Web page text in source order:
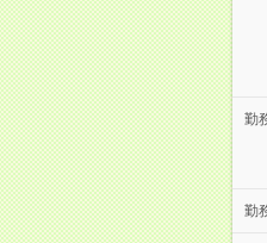
勤
勤